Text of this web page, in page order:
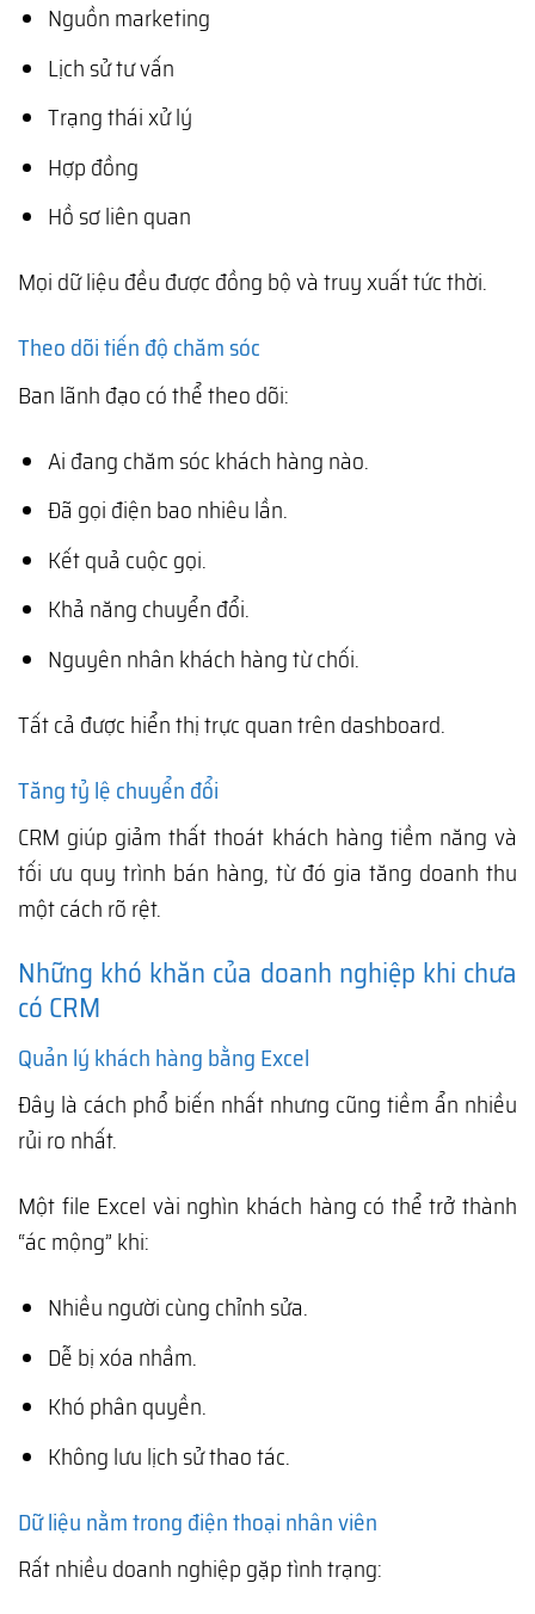
Nguồn marketing
Lịch sử tư vấn
Trạng thái xử lý
Hợp đồng
Hồ sơ liên quan
Mọi dữ liệu đều được đồng bộ và truy xuất tức thời.
Theo dõi tiến độ chăm sóc
Ban lãnh đạo có thể theo dõi:
Ai đang chăm sóc khách hàng nào.
Đã gọi điện bao nhiêu lần.
Kết quả cuộc gọi.
Khả năng chuyển đổi.
Nguyên nhân khách hàng từ chối.
Tất cả được hiển thị trực quan trên dashboard.
Tăng tỷ lệ chuyển đổi
CRM giúp giảm thất thoát khách hàng tiềm năng và
tối ưu quy trình bán hàng, từ đó gia tăng doanh thu
một cách rõ rệt.
Những khó khăn của doanh nghiệp khi chưa
có CRM
Quản lý khách hàng bằng Excel
Đây là cách phổ biến nhất nhưng cũng tiềm ẩn nhiều
rủi ro nhất.
Một file Excel vài nghìn khách hàng có thể trở thành
“ác mộng” khi:
Nhiều người cùng chỉnh sửa.
Dễ bị xóa nhầm.
Khó phân quyền.
Không lưu lịch sử thao tác.
Dữ liệu nằm trong điện thoại nhân viên
Rất nhiều doanh nghiệp gặp tình trạng: